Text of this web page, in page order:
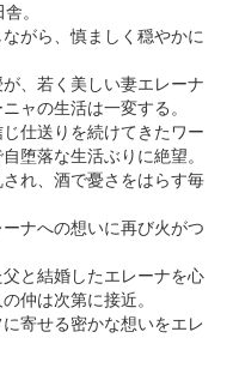
。
がら、慎ましく穏やかに
、若く美しい妻エレーナ
ャの生活は一変する。
仕送りを続けてきたワー
堕落な生活ぶりに絶望。
れ、酒で憂さをはらす毎
ナへの想いに再び火がつ
と結婚したエレーナを心
仲は次第に接近。
寄せる密かな想いをエレ